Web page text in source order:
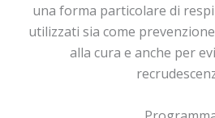
una forma particolare di
utilizzati sia come
alla cura e anche per